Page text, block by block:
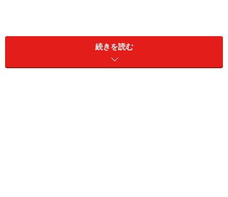
脳の前の方にある「前頭前野」の外側部です。脳のしく
みと、マルチタスクによる意外な悪影響を分かりやすく
解説します。
続きを読む